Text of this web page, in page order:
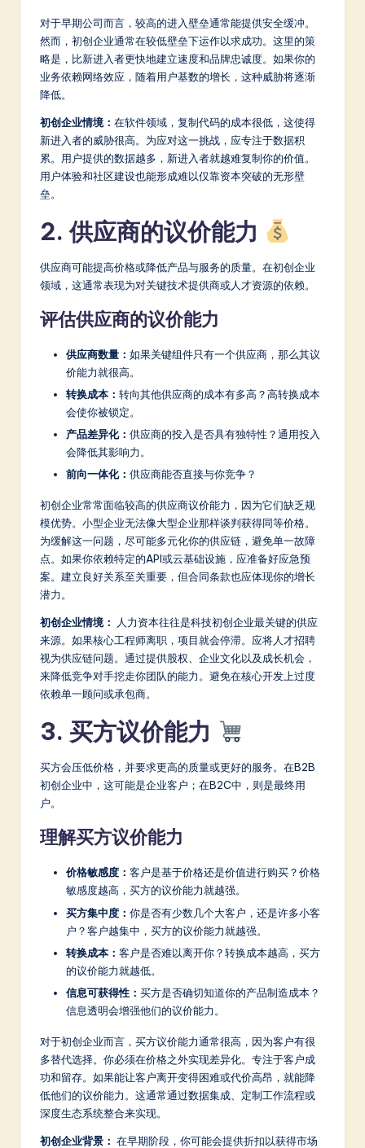
w
In
o
ti
对于早期公司而言，较高的进入壁垒通常能提供安全缓冲。
然而，初创企业通常在较低壁垒下运作以求成功。这里的策
略是，比新进入者更快地建立速度和品牌忠诚度。如果你的
业务依赖网络效应，随着用户基数的增长，这种威胁将逐渐
降低。
初创企业情境： 在软件领域，复制代码的成本很低，这使得
新进入者的威胁很高。为应对这一挑战，应专注于数据积
累。用户提供的数据越多，新进入者就越难复制你的价值。
用户体验和社区建设也能形成难以仅靠资本突破的无形壁
垒。
2. 供应商的议价能力
供应商可能提高价格或降低产品与服务的质量。在初创企业
领域，这通常表现为对关键技术提供商或人才资源的依赖。
评估供应商的议价能力
供应商数量： 如果关键组件只有一个供应商，那么其议
价能力就很高。
转换成本： 转向其他供应商的成本有多高？高转换成本
会使你被锁定。
产品差异化： 供应商的投入是否具有独特性？通用投入
会降低其影响力。
前向一体化： 供应商能否直接与你竞争？
初创企业常常面临较高的供应商议价能力，因为它们缺乏规
模优势。小型企业无法像大型企业那样谈判获得同等价格。
为缓解这一问题，尽可能多元化你的供应链，避免单一故障
点。如果你依赖特定的API或云基础设施，应准备好应急预
案。建立良好关系至关重要，但合同条款也应体现你的增长
潜力。
初创企业情境：
人力资本往往是科技初创企业最关键的供应
来源。如果核心工程师离职，项目就会停滞。应将人才招聘
视为供应链问题。通过提供股权、企业文化以及成长机会，
来降低竞争对手挖走你团队的能力。避免在核心开发上过度
依赖单一顾问或承包商。
3. 买方议价能力
买方会压低价格，并要求更高的质量或更好的服务。在B2B
初创企业中，这可能是企业客户；在B2C中，则是最终用
户。
理解买方议价能力
价格敏感度： 客户是基于价格还是价值进行购买？价格
敏感度越高，买方的议价能力就越强。
买方集中度： 你是否有少数几个大客户，还是许多小客
户？客户越集中，买方的议价能力就越强。
转换成本： 客户是否难以离开你？转换成本越高，买方
的议价能力就越低。
信息可获得性： 买方是否确切知道你的产品制造成本？
信息透明会增强他们的议价能力。
对于初创企业而言，买方议价能力通常很高，因为客户有很
多替代选择。你必须在价格之外实现差异化。专注于客户成
功和留存。如果能让客户离开变得困难或代价高昂，就能降
低他们的议价能力。这通常通过数据集成、定制工作流程或
深度生态系统整合来实现。
初创企业背景： 在早期阶段，你可能会提供折扣以获得市场